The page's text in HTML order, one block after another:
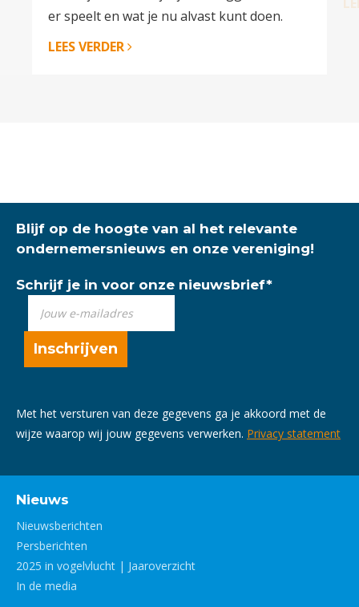
er speelt en wat je nu alvast kunt doen.
LEES VERDER
Blijf op de hoogte van al het relevante
ondernemersnieuws en onze vereniging!
Schrijf je in voor onze nieuwsbrief*
Met het versturen van deze gegevens ga je akkoord met de
wijze waarop wij jouw gegevens verwerken. Privacy statement
Nieuws
Nieuwsberichten
Persberichten
2025 in vogelvlucht | Jaaroverzicht
In de media